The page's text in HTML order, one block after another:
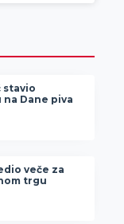
stavio
Dane piva
veče za
trgu